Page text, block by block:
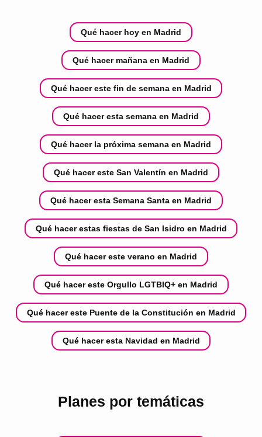
Qué hacer hoy en Madrid
Qué hacer mañana en Madrid
Qué hacer este fin de semana en Madrid
Qué hacer esta semana en Madrid
Qué hacer la próxima semana en Madrid
Qué hacer este San Valentín en Madrid
Qué hacer esta Semana Santa en Madrid
Qué hacer estas fiestas de San Isidro en Madrid
Qué hacer este verano en Madrid
Qué hacer este Orgullo LGTBIQ+ en Madrid
Qué hacer este Puente de la Constitución en Madrid
Qué hacer esta Navidad en Madrid
Planes por temáticas